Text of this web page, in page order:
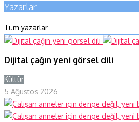
Yazarlar
Tüm yazarlar
Dijital çağın yeni görsel dili
Kültür
5 Ağustos 2026